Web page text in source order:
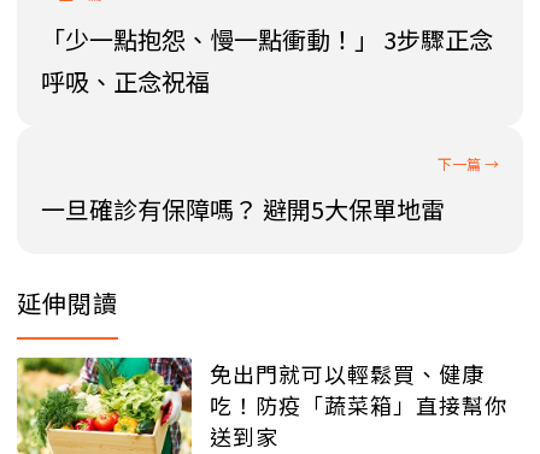
「少一點抱怨、慢一點衝動！」 3步驟正念
呼吸、正念祝福
一旦確診有保障嗎？ 避開5大保單地雷
延伸閱讀
免出門就可以輕鬆買、健康
吃！防疫「蔬菜箱」直接幫你
送到家